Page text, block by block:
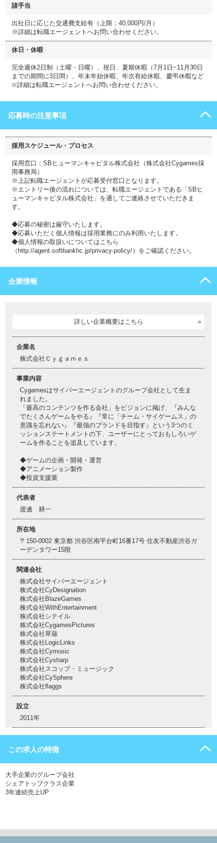
諸手当
出社日に応じた交通費支給有（上限：40,000円/月）
※詳細は転職エージェントへお問い合わせください。
休日・休暇
完全週休2日制（土曜・日曜）、祝日、夏期休暇（7月1日~11月30日
までの期間に3日間）、年末年始休暇、年次有給休暇、慶弔休暇など
※詳細は転職エージェントへお問い合わせください。
応募時の注意事項
採用スケジュール・プロセス
採用窓口：SBヒューマンキャピタル株式会社（株式会社Cygames採
用事務局）
※上記転職エージェントが応募受付窓口となります。
※エントリー後の流れについては、転職エージェントである「SBヒ
ューマンキャピタル株式会社」を通してご連絡させていただきま
す。
◆応募の秘密は厳守いたします。
◆応募いただく個人情報は採用業務にのみ利用いたします。
◆個人情報の取扱いについてはこちら
（http://agent.softbankhc.jp/privacy-policy/）をご確認ください。
企業情報
詳しい企業概要はこちら
企業名
株式会社Ｃｙｇａｍｅｓ
事業内容
Cygamesはサイバーエージェントのグループ会社として生ま
れました。
「最高のコンテンツを作る会社」をビジョンに掲げ、『みんな
でたくさんゲームをやる』『常に「チーム・サイゲームス」の
意識を忘れない』『最強のブランドを目指す』という3つのミ
ッションステートメントの下、ユーザーにとっておもしろいゲ
ームを作ることを追及しています。
◆ゲームの企画・開発・運営
◆アニメーション製作
◆投資支援業
代表者
渡邊 耕一
所在地
〒150-0002 東京都 渋谷区南平台町16番17号 住友不動産渋谷ガ
ーデンタワー15階
関連会社
株式会社サイバーエージェント
株式会社CyDesignation
株式会社BlazeGames
株式会社WithEntertainment
株式会社シテイル
株式会社CygamesPictures
株式会社草薙
株式会社LogicLinks
株式会社Cymusic
株式会社Cysharp
株式会社スコップ・ミュージック
株式会社CySphere
株式会社flaggs
設立
2011年
この求人の特徴
大手企業のグループ会社
シェアトップクラス企業
3年連続売上UP